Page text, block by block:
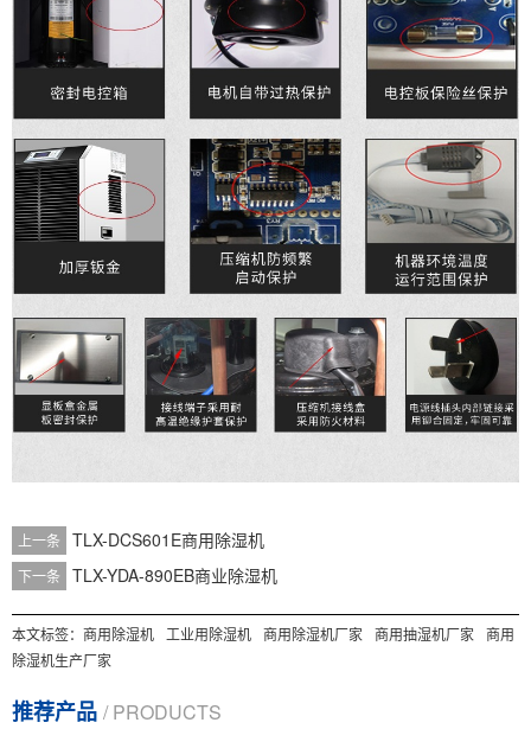
上一条 TLX-DCS601E商用除湿机
下一条 TLX-YDA-890EB商业除湿机
本文标签： 商用除湿机 工业用除湿机 商用除湿机厂家 商用抽湿机厂家 商用
除湿机生产厂家
推荐产品 / PRODUCTS